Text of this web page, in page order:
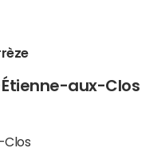
Étienne-aux-Clos
Clos